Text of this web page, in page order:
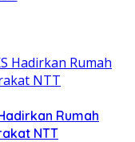
Rumah
NTT